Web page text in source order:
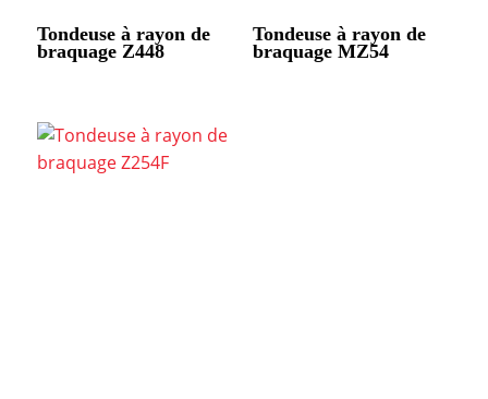
Tondeuse à rayon de
braquage Z448
Tondeuse à rayon de
braquage MZ54